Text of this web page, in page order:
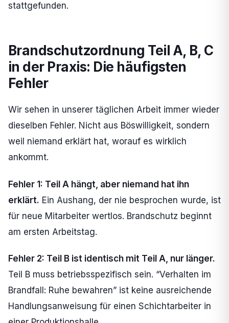
stattgefunden.
Brandschutzordnung Teil A, B, C
in der Praxis: Die häufigsten
Fehler
Wir sehen in unserer täglichen Arbeit immer wieder
dieselben Fehler. Nicht aus Böswilligkeit, sondern
weil niemand erklärt hat, worauf es wirklich
ankommt.
Fehler 1: Teil A hängt, aber niemand hat ihn
erklärt. Ein Aushang, der nie besprochen wurde, ist
für neue Mitarbeiter wertlos. Brandschutz beginnt
am ersten Arbeitstag.
Fehler 2: Teil B ist identisch mit Teil A, nur länger.
Teil B muss betriebsspezifisch sein. “Verhalten im
Brandfall: Ruhe bewahren” ist keine ausreichende
Handlungsanweisung für einen Schichtarbeiter in